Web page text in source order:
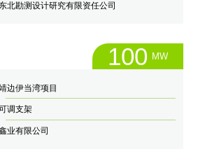
北勘测设计研究有限资任公司
100 MW
边伊当湾项目
调支架
业有限公司